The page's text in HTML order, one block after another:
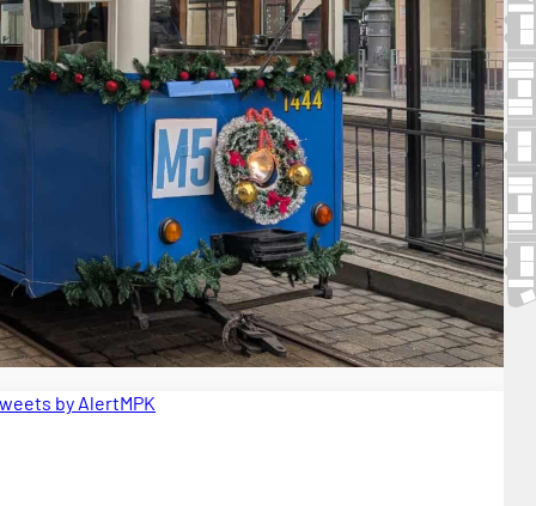
by AlertMPK